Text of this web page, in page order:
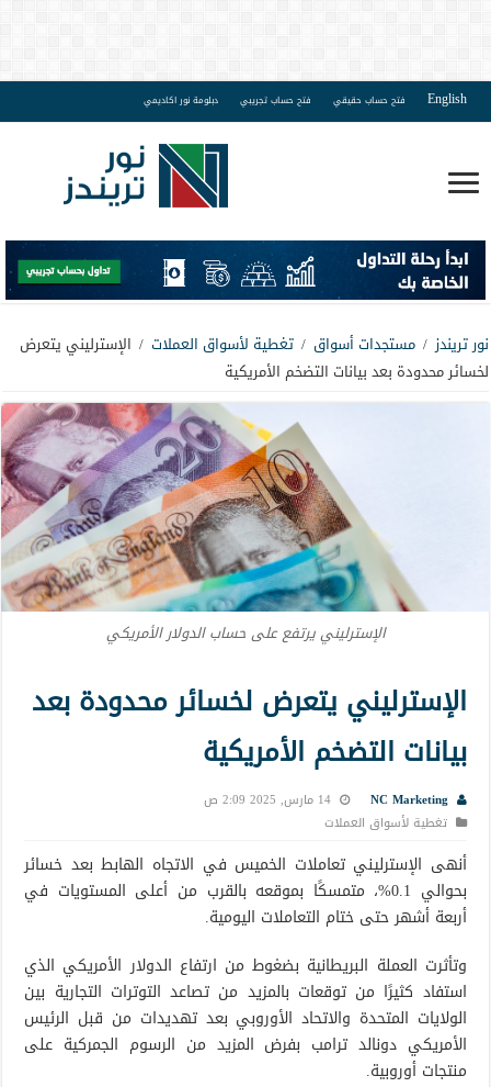
English فتح حساب حقيقي فتح حساب تجريبي دبلومة نور اكاديمي
نور تريندز / مستجدات أسواق / تغطية لأسواق العملات / الإسترليني يتعرض
لخسائر محدودة بعد بيانات التضخم الأمريكية
الإسترليني يرتفع على حساب الدولار الأمريكي
الإسترليني يتعرض لخسائر محدودة بعد
بيانات التضخم الأمريكية
NC Marketing
14 مارس, 2025 2:09 ص
تغطية لأسواق العملات
أنهى الإسترليني تعاملات الخميس في الاتجاه الهابط بعد خسائر
بحوالي 0.1%، متمسكًا بموقعه بالقرب من أعلى المستويات في
أربعة أشهر حتى ختام التعاملات اليومية.
وتأثرت العملة البريطانية بضغوط من ارتفاع الدولار الأمريكي الذي
استفاد كثيرًا من توقعات بالمزيد من تصاعد التوترات التجارية بين
الولايات المتحدة والاتحاد الأوروبي بعد تهديدات من قبل الرئيس
الأمريكي دونالد ترامب بفرض المزيد من الرسوم الجمركية على
منتجات أوروبية.